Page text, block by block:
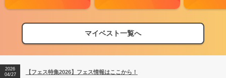
マイベスト一覧へ
【フェス特集2026】フェス情報はここから！
【ライブ動員ランキング】2026年上半期編発表！
2026
04/27
【フェス特集2026】フェス情報はここから！